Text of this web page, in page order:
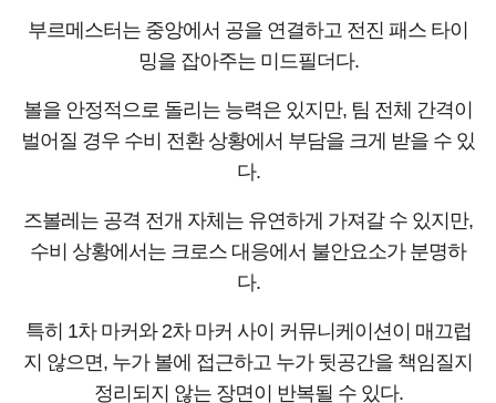
부르메스터는 중앙에서 공을 연결하고 전진 패스 타이
밍을 잡아주는 미드필더다.
볼을 안정적으로 돌리는 능력은 있지만, 팀 전체 간격이
벌어질 경우 수비 전환 상황에서 부담을 크게 받을 수 있
다.
즈볼레는 공격 전개 자체는 유연하게 가져갈 수 있지만,
수비 상황에서는 크로스 대응에서 불안요소가 분명하
다.
특히 1차 마커와 2차 마커 사이 커뮤니케이션이 매끄럽
지 않으면, 누가 볼에 접근하고 누가 뒷공간을 책임질지
정리되지 않는 장면이 반복될 수 있다.